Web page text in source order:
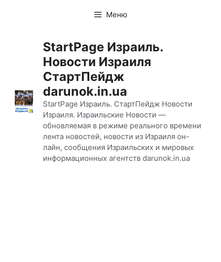
Меню
StartPage Израиль.
Новости Израиля
СтартПейдж
darunok.in.ua
StartPage Израиль. СтартПейдж Новости
Израиля. Израильские Новости —
обновляемая в режиме реального времени
лента новостей, новости из Израиля он-
лайн, сообщения Израильских и мировых
информационных агентств darunok.in.ua